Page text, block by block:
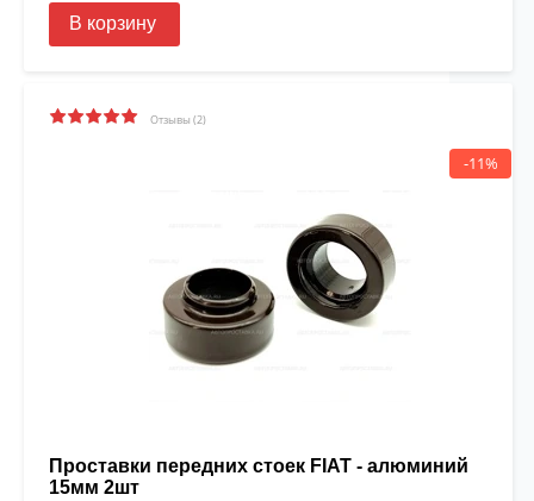
В корзину
Отзывы (2)
-11%
Проставки передних стоек FIAT - алюминий
15мм 2шт